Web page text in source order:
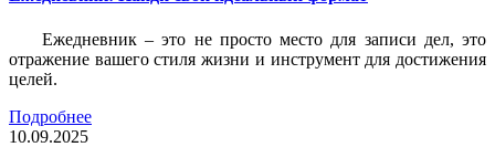
Ежедневник – это не просто место для записи дел, это
отражение вашего стиля жизни и инструмент для достижения
целей.
Подробнее
10.09.2025